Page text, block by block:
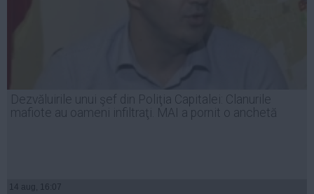
Dezvăluirile unui şef din Poliţia Capitalei: Clanurile
mafiote au oameni infiltraţi. MAI a pornit o anchetă
14 aug, 16:07